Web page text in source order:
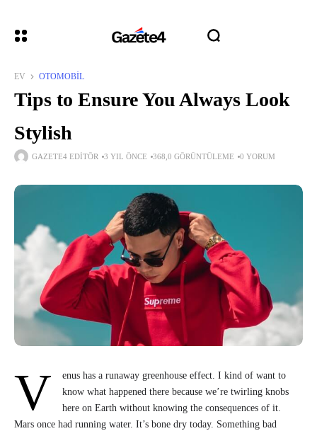
EV OTOMOBIL
Tips to Ensure You Always Look
Stylish
GAZETE4 EDITÖR 3 YIL ÖNCE 368,0 GÖRÜNTÜLEME 0 YORUM
V
enus has a runaway greenhouse effect. I kind of want to
know what happened there because we’re twirling knobs
here on Earth without knowing the consequences of it.
Mars once had running water. It’s bone dry today. Something bad